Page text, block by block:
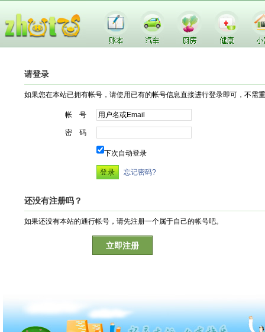
请登录
如果您在本站已拥有帐号，请使用已有的帐号信息直接进行登录即可，不需
帐 号
密 码
下次自动登录
忘记密码?
还没有注册吗？
如果还没有本站的通行帐号，请先注册一个属于自己的帐号吧。
立即注册